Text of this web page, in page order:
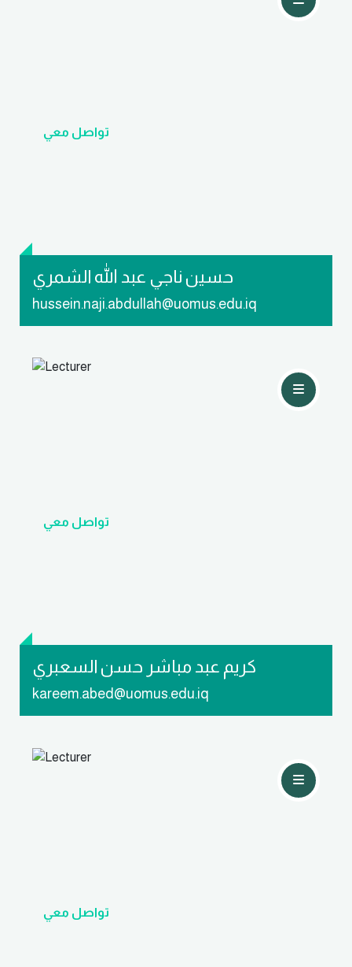
حسين ناجي عبد الله الشمري
hussein.naji.abdullah@uomus.edu.iq
تواصل معي
كريم عبد مباشر حسن السعبري
kareem.abed@uomus.edu.iq
تواصل معي
تواصل معي